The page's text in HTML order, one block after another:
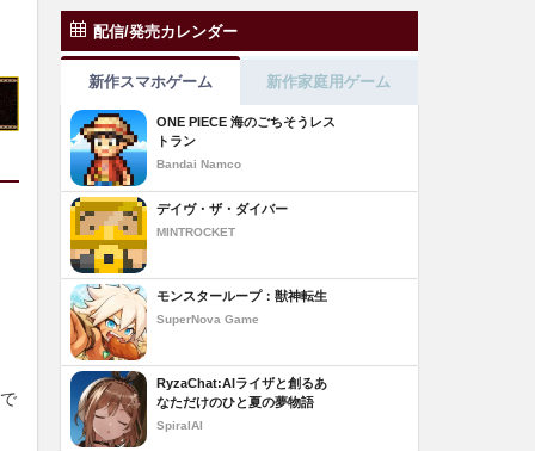
配信/発売カレンダー
新作スマホゲーム 新作家庭用ゲーム
ONE PIECE 海のごちそうレス
トラン
Bandai Namco
デイヴ・ザ・ダイバー
MINTROCKET
モンスターループ：獣神転生
SuperNova Game
RyzaChat:AIライザと創るあ
なただけのひと夏の夢物語
SpiralAI